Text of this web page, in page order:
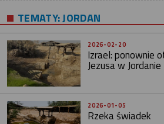
TEMATY:JORDAN
2026-02-20
Izrael: ponownie
Jezusa w Jordanie
2026-01-05
Rzeka świadek